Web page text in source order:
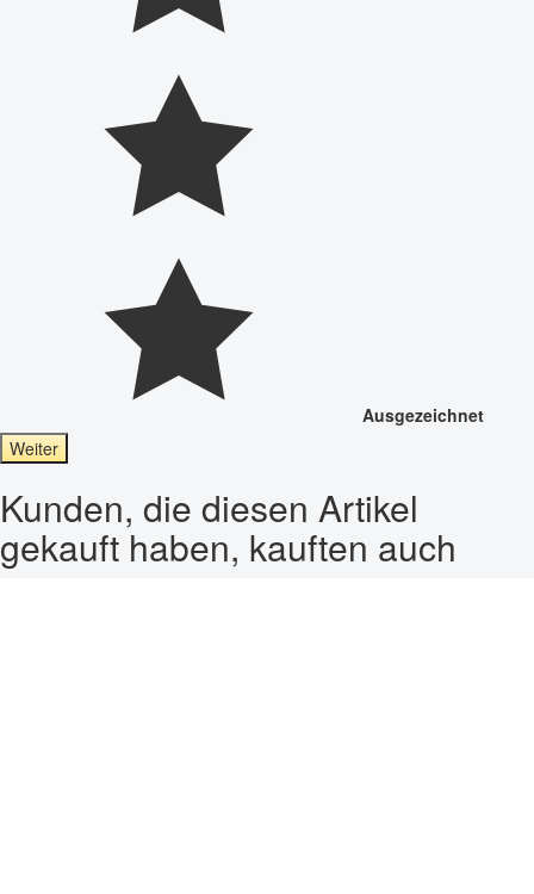
Ausgezeichnet
Weiter
Kunden, die diesen Artikel
gekauft haben, kauften auch